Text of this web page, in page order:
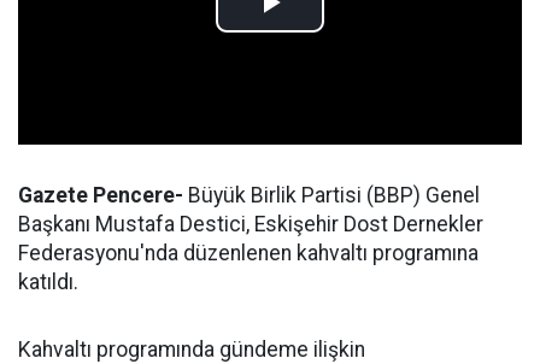
Gazete Pencere- Büyük Birlik Partisi (BBP) Genel
Başkanı Mustafa Destici, Eskişehir Dost Dernekler
Federasyonu'nda düzenlenen kahvaltı programına
katıldı.
Kahvaltı programında gündeme ilişkin